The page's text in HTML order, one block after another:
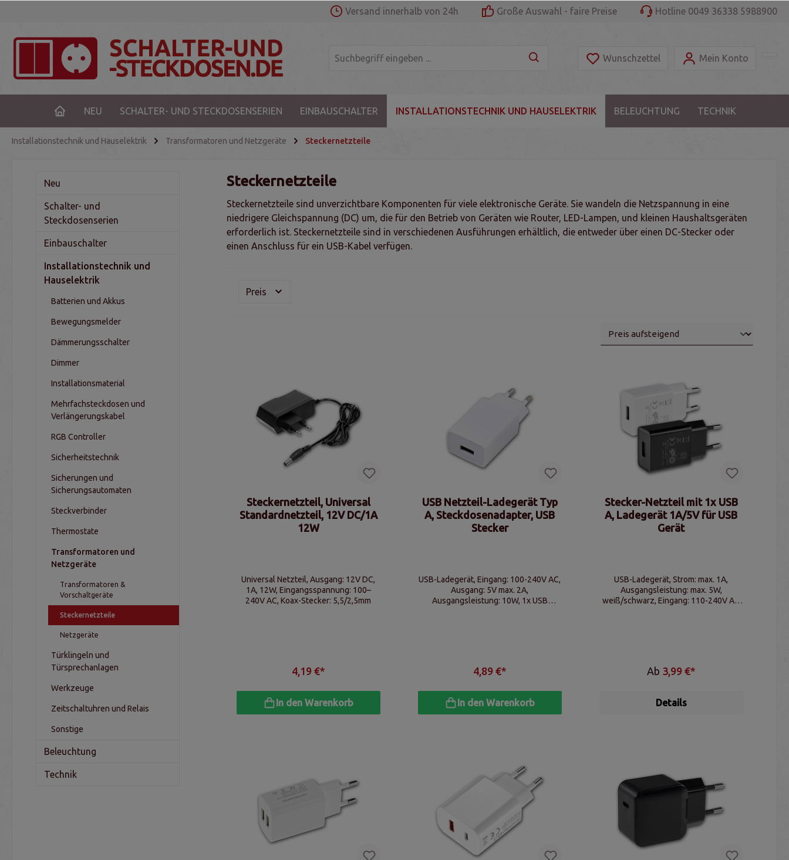
Versand innerhalb von 24h Große Auswahl - faire Preise Hotline 0049 36338 5988900
Wunschzettel Mein Konto
NEU SCHALTER- UND STECKDOSENSERIEN EINBAUSCHALTER INSTALLATIONSTECHNIK UND HAUSELEKTRIK BELEUCHTUNG TECHNIK
Installationstechnik und Hauselektrik Transformatoren und Netzgeräte Steckernetzteile
Neu
Schalter- und
Steckdosenserien
Einbauschalter
Installationstechnik und
Hauselektrik
Batterien und Akkus
Bewegungsmelder
Dämmerungsschalter
Dimmer
Installationsmaterial
Mehrfachsteckdosen und
Verlängerungskabel
RGB Controller
Sicherheitstechnik
Sicherungen und
Sicherungsautomaten
Steckverbinder
Thermostate
Transformatoren und
Netzgeräte
Transformatoren &
Vorschaltgeräte
Steckernetzteile
Netzgeräte
Türklingeln und
Türsprechanlagen
Werkzeuge
Zeitschaltuhren und Relais
Sonstige
Beleuchtung
Technik
Steckernetzteile
Steckernetzteile sind unverzichtbare Komponenten für viele elektronische Geräte. Sie wandeln die Netzspannung in eine
niedrigere Gleichspannung (DC) um, die für den Betrieb von Geräten wie Router, LED-Lampen, und kleinen Haushaltsgeräten
erforderlich ist. Steckernetzteile sind in verschiedenen Ausführungen erhältlich, die entweder über einen DC-Stecker oder
einen Anschluss für ein USB-Kabel verfügen.
Preis
Steckernetzteil, Universal
Standardnetzteil, 12V DC/1A
12W
Universal Netzteil, Ausgang: 12V DC,
1A, 12W, Eingangsspannung: 100–
240V AC, Koax-Stecker: 5,5/2,5mm
4,19 €*
In den Warenkorb
USB Netzteil-Ladegerät Typ
A, Steckdosenadapter, USB
Stecker
USB-Ladegerät, Eingang: 100-240V AC,
Ausgang: 5V max. 2A,
Ausgangsleistung: 10W, 1x USB
4,89 €*
In den Warenkorb
Stecker-Netzteil mit 1x USB
A, Ladegerät 1A/5V für USB
Gerät
USB-Ladegerät, Strom: max. 1A,
Ausgangsleistung: max. 5W,
weiß/schwarz, Eingang: 110-240V AC
Ab 3,99 €*
Details